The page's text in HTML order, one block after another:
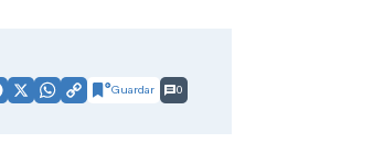
X WhatsApp
CopyGuardar 0